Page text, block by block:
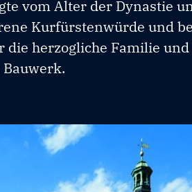
vom Alter der Dynastie
Kurfürstenwürde und
die herzogliche Familie